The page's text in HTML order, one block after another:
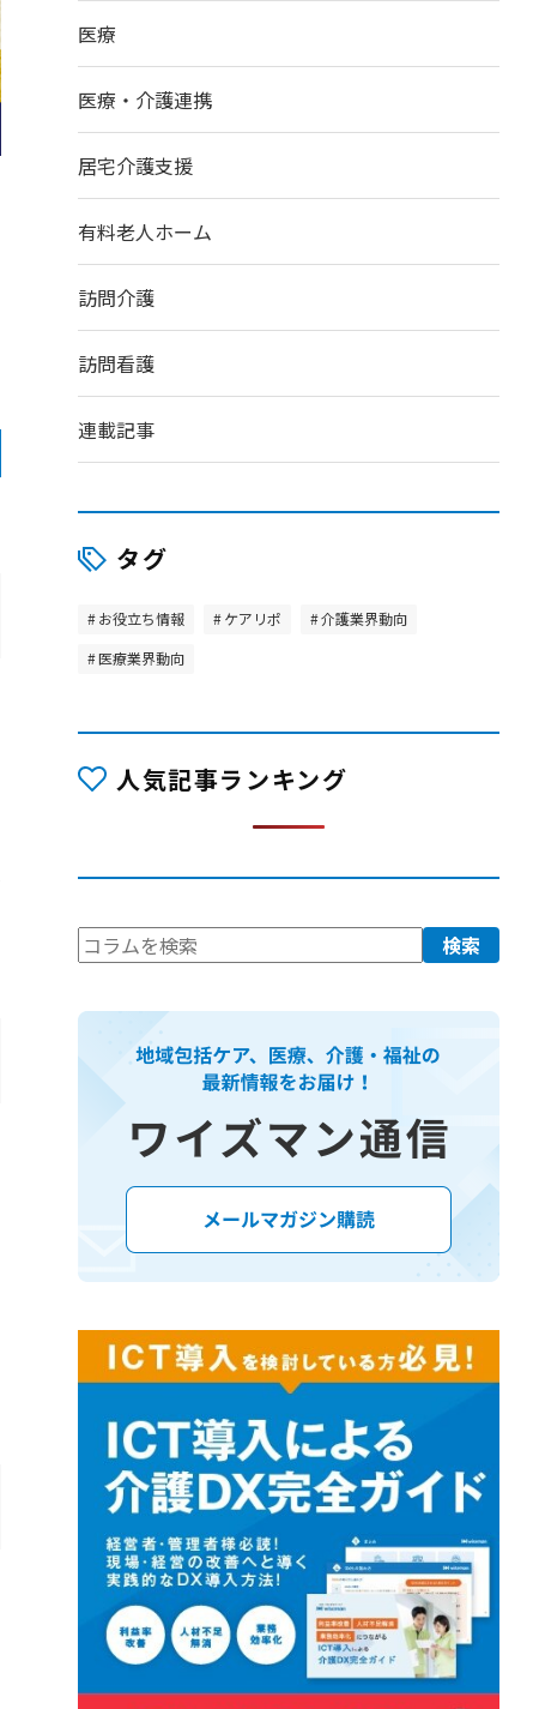
医療
医療・介護連携
居宅介護支援
有料老人ホーム
訪問介護
訪問看護
連載記事
タグ
お役立ち情報 ケアリポ
介護業界動向
医療業界動向
人気記事ランキング
検
検索